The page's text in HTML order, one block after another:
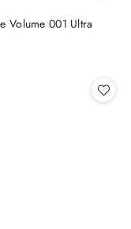
Volume 001 Ultra